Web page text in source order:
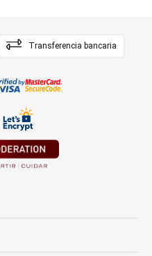
Transferencia bancaria